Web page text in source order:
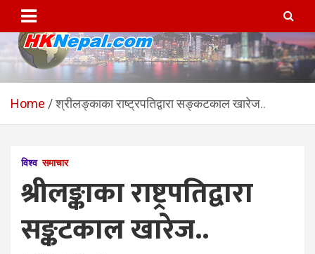
content
HKNepal.com – हङकङबाट
सञ्चालित पहिलो नेपाली अनलाईन
hknepal, hknepal.com, hk nepal, hk nepal com
Home श्रीलङ्काका राष्ट्रपतिद्वारा सङ्कटकाल खारेज..
विश्व समाचार
श्रीलङ्काका राष्ट्रपतिद्वारा
सङ्कटकाल खारेज..